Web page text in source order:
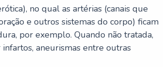
no qual as artérias (canais que
e outros sistemas do corpo) ficam
por exemplo. Quando não tratada,
aneurismas entre outras